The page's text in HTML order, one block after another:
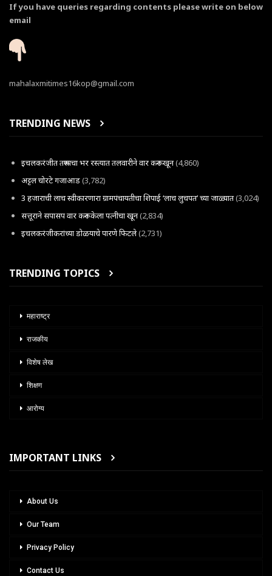
If you have queries regarding contents please write on below
email
mahalaxmitimes16kop@gmail.com
TRENDING NEWS
इचलकरंजीत तरूणाचा भर रस्त्यात तलवारीने वार करून खून(4,860)
अट्टल चोरटे गजाआड(3,782)
3 हजाराची लाच स्वीकारणारा ग्रामपंचायतीचा शिपाई ‘लाच लुचपत’ च्या जाळ्यात(3,024)
सत्तूराने सपासप वार करून केला पत्नीचा खून(2,834)
इचलकरंजीकरांच्या डोळयाचे पारणे फिटले(2,731)
TRENDING TOPICS
महाराष्ट्र
राजकीय
विशेष लेख
शिक्षण
आरोग्य
IMPORTANT LINKS
About Us
Our Team
Privacy Policy
Contact Us